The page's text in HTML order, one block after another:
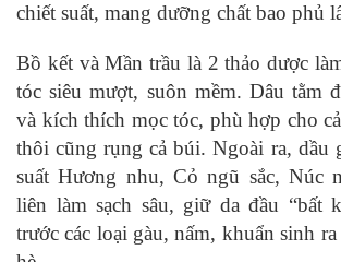
chiết suất, mang dưỡng chất bao phủ
Bồ kết và Mần trầu là 2 thảo dược
tóc siêu mượt, suôn mềm. Dâu tằm
và kích thích mọc tóc, phù hợp cho
thôi cũng rụng cả búi. Ngoài ra, dầu
suất Hương nhu, Cỏ ngũ sắc, Núc
liên làm sạch sâu, giữ da đầu “bất
trước các loại gàu, nấm, khuẩn sinh